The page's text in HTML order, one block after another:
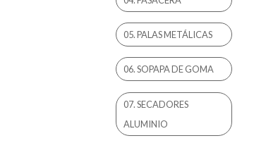
05. PALAS METÁLICAS
06. SOPAPA DE GOMA
07. SECADORES
ALUMINIO